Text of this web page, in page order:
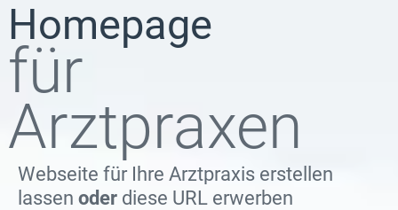
Homepage
für
Arztpraxen
Webseite für Ihre Arztpraxis erstellen
lassen oderdiese URL erwerben